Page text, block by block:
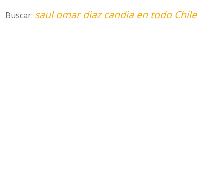
Buscar: saul omar diaz candia en todo Chile